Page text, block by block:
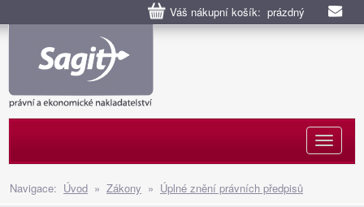
Váš nákupní košík: prázdný
Navigace: Úvod » Zákony » Úplné znění právních předpisů